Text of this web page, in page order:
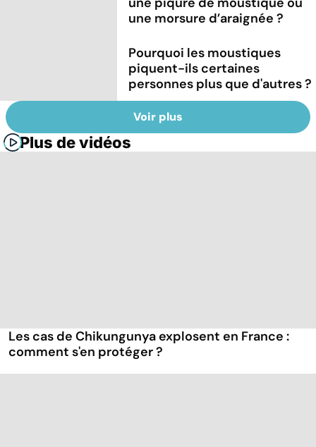
une morsure d’araignée ?
Pourquoi les moustiques
piquent-ils certaines
personnes plus que d'autres ?
Voir plus
Plus de vidéos
Les cas de Chikungunya explosent en France :
comment s'en protéger ?